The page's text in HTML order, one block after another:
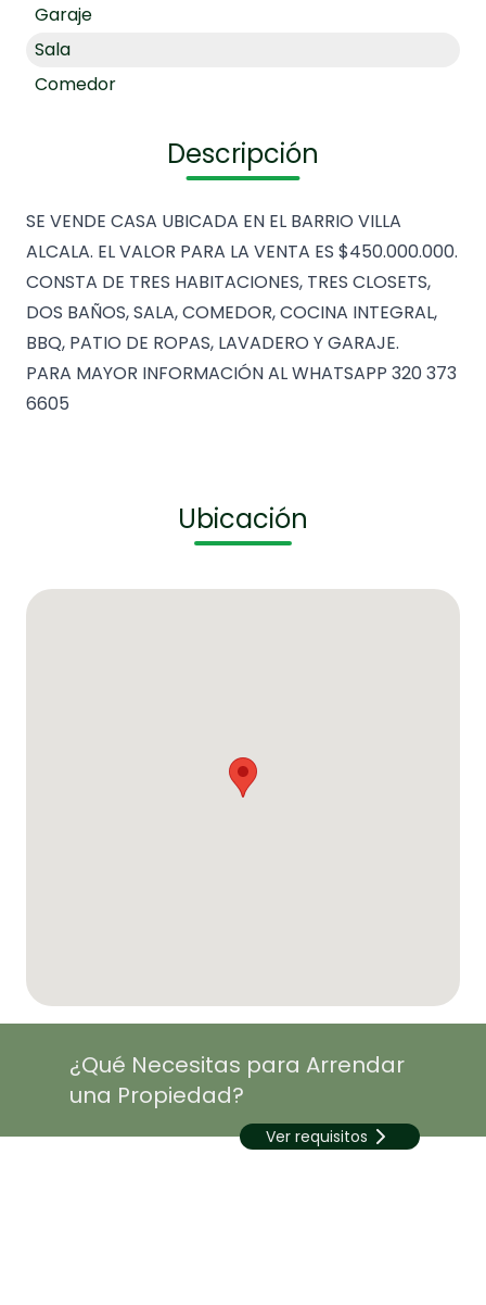
Garaje
Sala
Comedor
Descripción
SE VENDE CASA UBICADA EN EL BARRIO VILLA
ALCALA. EL VALOR PARA LA VENTA ES $450.000.000.
CONSTA DE TRES HABITACIONES, TRES CLOSETS,
DOS BAÑOS, SALA, COMEDOR, COCINA INTEGRAL,
BBQ, PATIO DE ROPAS, LAVADERO Y GARAJE.
PARA MAYOR INFORMACIÓN AL WHATSAPP 320 373
6605
Ubicación
¿Qué Necesitas para Arrendar
una Propiedad?
Ver requisitos